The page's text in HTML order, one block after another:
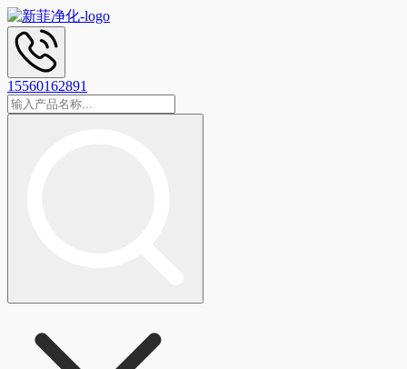
15560162891